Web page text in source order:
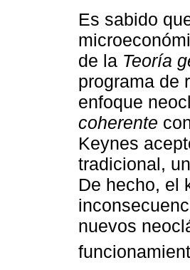
Es sabido
de la Teoría
programa de
enfoque
coherente
Keynes
tradicional,
De hecho, el
nuevos